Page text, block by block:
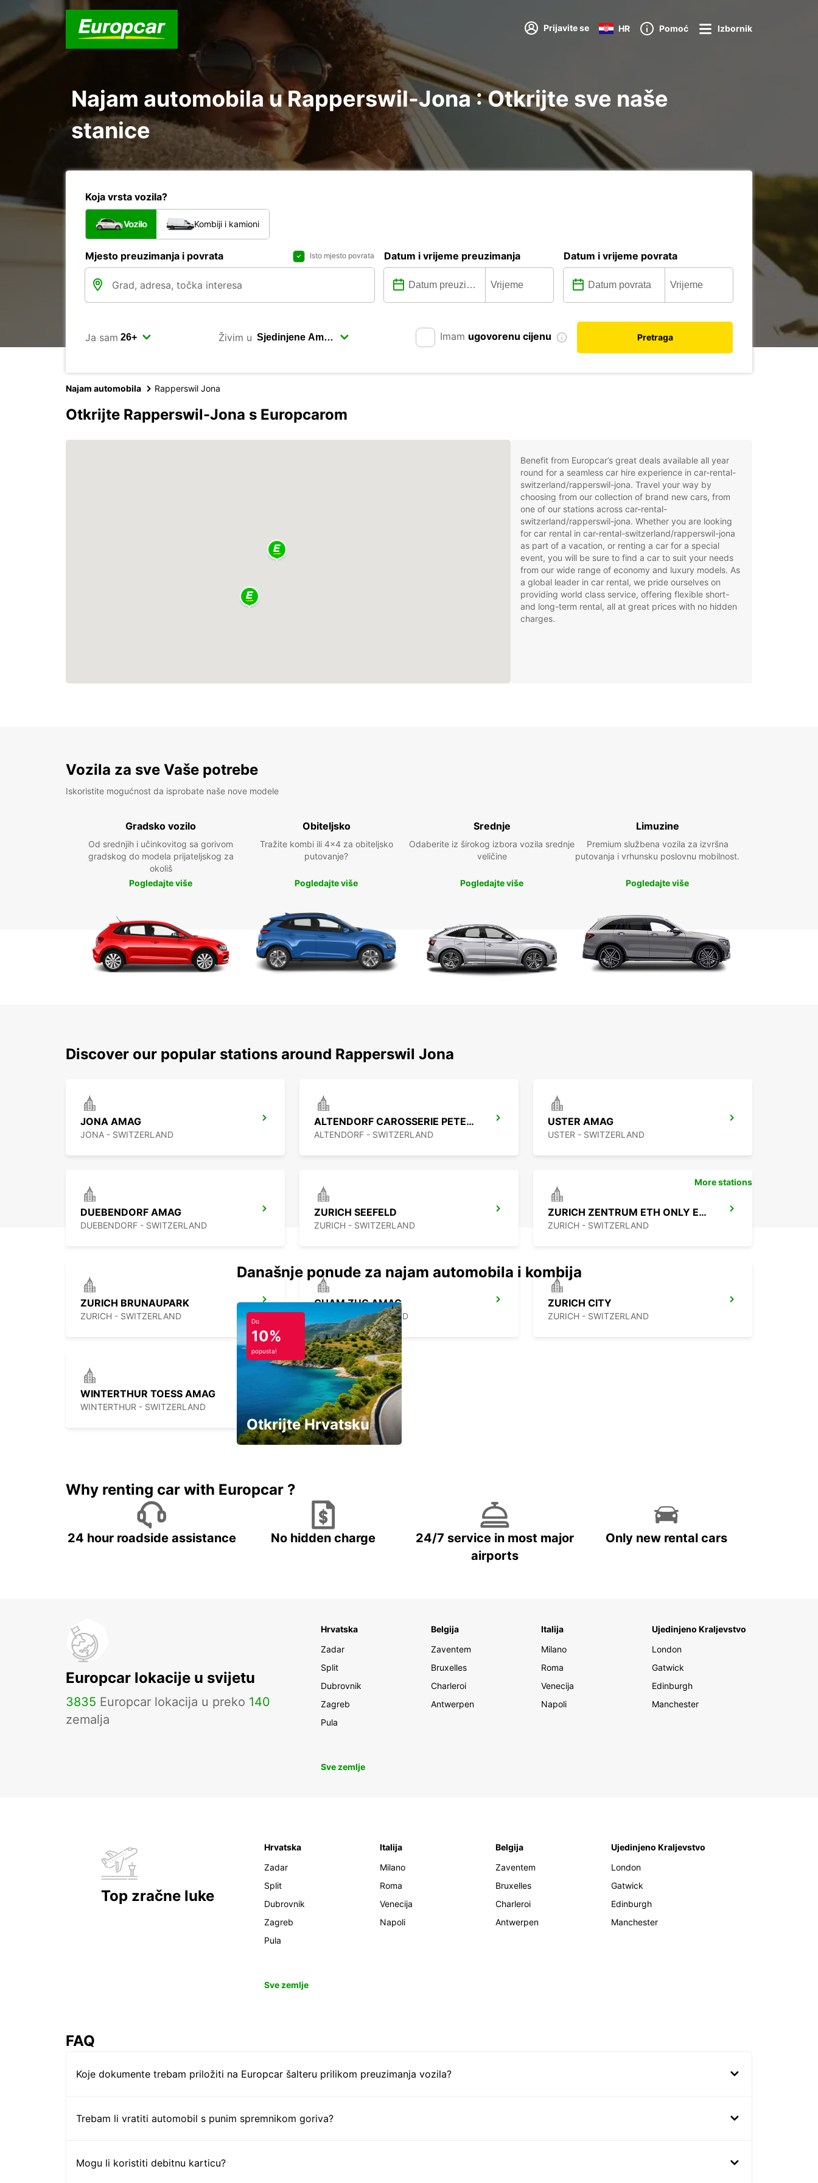
Prijavite se HR Pomoć Izbornik
Najam automobila u Rapperswil-Jona : Otkrijte sve naše
stanice
Koja vrsta vozila?
Vozilo Kombiji i kamioni
Mjesto preuzimanja i povrata Isto mjesto povrata Datum i vrijeme preuzimanja Datum i vrijeme povrata
Ja sam Živim u Imam ugovorenu cijenu Pretraga
Najam automobila Rapperswil Jona
Otkrijte Rapperswil-Jona s Europcarom
Benefit from Europcar’s great deals available all year
round for a seamless car hire experience in car-rental-
switzerland/rapperswil-jona. Travel your way by
choosing from our collection of brand new cars, from
one of our stations across car-rental-
switzerland/rapperswil-jona. Whether you are looking
for car rental in car-rental-switzerland/rapperswil-jona
as part of a vacation, or renting a car for a special
event, you will be sure to find a car to suit your needs
from our wide range of economy and luxury models. As
a global leader in car rental, we pride ourselves on
providing world class service, offering flexible short-
and long-term rental, all at great prices with no hidden
charges.
Vozila za sve Vaše potrebe
Iskoristite mogućnost da isprobate naše nove modele
Gradsko vozilo
Od srednjih i učinkovitog sa gorivom
gradskog do modela prijateljskog za
okoliš
Pogledajte više
Obiteljsko
Tražite kombi ili 4x4 za obiteljsko
putovanje?
Pogledajte više
Srednje
Odaberite iz širokog izbora vozila srednje
veličine
Pogledajte više
Limuzine
Premium službena vozila za izvršna
putovanja i vrhunsku poslovnu mobilnost.
Pogledajte više
Discover our popular stations around Rapperswil Jona
JONA AMAG
JONA - SWITZERLAND
ALTENDORF CAROSSERIE PETER SENN
ALTENDORF - SWITZERLAND
USTER AMAG
USTER - SWITZERLAND
DUEBENDORF AMAG
DUEBENDORF - SWITZERLAND
ZURICH SEEFELD
ZURICH - SWITZERLAND
ZURICH ZENTRUM ETH ONLY ETH
ZURICH - SWITZERLAND
ZURICH BRUNAUPARK
ZURICH - SWITZERLAND
CHAM ZUG AMAG
CHAM - SWITZERLAND
ZURICH CITY
ZURICH - SWITZERLAND
WINTERTHUR TOESS AMAG
WINTERTHUR - SWITZERLAND
More stations
Današnje ponude za najam automobila i kombija
Do
10%
popusta!
Otkrijte Hrvatsku
Why renting car with Europcar ?
24 hour roadside assistance No hidden charge
24/7 service in most major
airports
Only new rental cars
Europcar lokacije u svijetu
3835 Europcar lokacija u preko 140
zemalja
Hrvatska
Zadar
Split
Dubrovnik
Zagreb
Pula
Belgija
Zaventem
Bruxelles
Charleroi
Antwerpen
Italija
Milano
Roma
Venecija
Napoli
Ujedinjeno Kraljevstvo
London
Gatwick
Edinburgh
Manchester
Sve zemlje
Top zračne luke
Hrvatska
Zadar
Split
Dubrovnik
Zagreb
Pula
Italija
Milano
Roma
Venecija
Napoli
Belgija
Zaventem
Bruxelles
Charleroi
Antwerpen
Ujedinjeno Kraljevstvo
London
Gatwick
Edinburgh
Manchester
Sve zemlje
FAQ
Koje dokumente trebam priložiti na Europcar šalteru prilikom preuzimanja vozila?
Trebam li vratiti automobil s punim spremnikom goriva?
Mogu li koristiti debitnu karticu?